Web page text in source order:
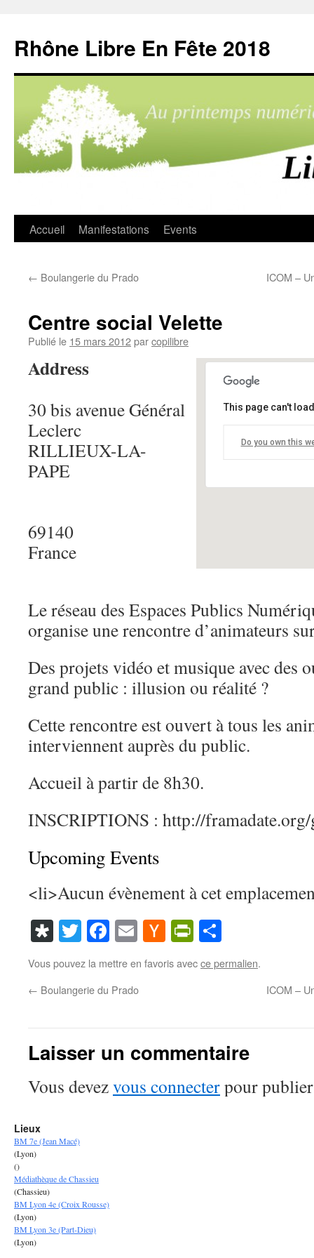
contenu
Rhône Libre En Fête 2018
Accueil Manifestations Events
← Boulangerie du Prado ICOM –
Centre social Velette
Publié le 15 mars 2012parcopilibre
Centre social
30 bis avenue
This page can't
Do you own this
Address
30 bis avenue Général
Leclerc
RILLIEUX-LA-
PAPE
69140
France
Le réseau des Espaces Publics
organise une rencontre d’animateurs
Des projets vidéo et musique avec des
grand public : illusion ou réalité ?
Cette rencontre est ouvert à tous les
interviennent auprès du public.
Accueil à partir de 8h30.
INSCRIPTIONS : http://
Upcoming Events
<li>Aucun évènement à cet
Diaspora
TwitterFacebook
EmailHacker
News
PrintFriendly
Vous pouvez la mettre en favoris avecce permalien.
← Boulangerie du Prado ICOM –
Laisser un commentaire
Vous devezvous connecterpour
Lieux
BM 7e (Jean Macé)
(Lyon)
()
Médiathèque de Chassieu
(Chassieu)
BM Lyon 4e (Croix Rousse)
(Lyon)
BM Lyon 3e (Part-Dieu)
(Lyon)